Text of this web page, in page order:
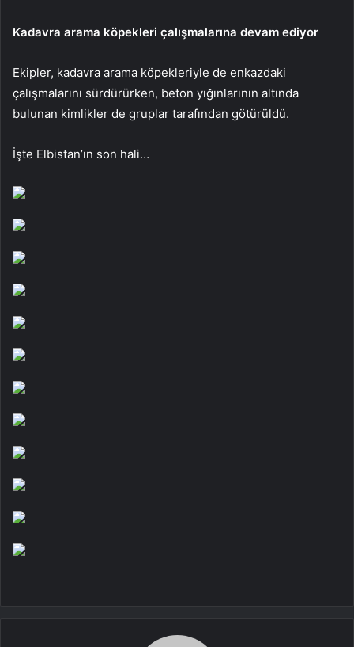
Kadavra arama köpekleri çalışmalarına devam ediyor
Ekipler, kadavra arama köpekleriyle de enkazdaki
çalışmalarını sürdürürken, beton yığınlarının altında
bulunan kimlikler de gruplar tarafından götürüldü.
İşte Elbistan’ın son hali…